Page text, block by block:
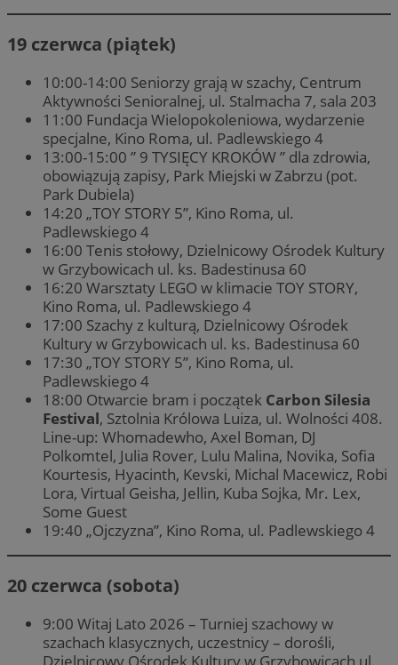
19 czerwca (piątek)
10:00-14:00 Seniorzy grają w szachy, Centrum
Aktywności Senioralnej, ul. Stalmacha 7, sala 203
11:00 Fundacja Wielopokoleniowa, wydarzenie
specjalne, Kino Roma, ul. Padlewskiego 4
13:00-15:00 ” 9 TYSIĘCY KROKÓW ” dla zdrowia,
obowiązują zapisy, Park Miejski w Zabrzu (pot.
Park Dubiela)
14:20 „TOY STORY 5”, Kino Roma, ul.
Padlewskiego 4
16:00 Tenis stołowy, Dzielnicowy Ośrodek Kultury
w Grzybowicach ul. ks. Badestinusa 60
16:20 Warsztaty LEGO w klimacie TOY STORY,
Kino Roma, ul. Padlewskiego 4
17:00 Szachy z kulturą, Dzielnicowy Ośrodek
Kultury w Grzybowicach ul. ks. Badestinusa 60
17:30 „TOY STORY 5”, Kino Roma, ul.
Padlewskiego 4
18:00 Otwarcie bram i początek Carbon Silesia
Festival, Sztolnia Królowa Luiza, ul. Wolności 408.
Line-up: Whomadewho, Axel Boman, DJ
Polkomtel, Julia Rover, Lulu Malina, Novika, Sofia
Kourtesis, Hyacinth, Kevski, Michal Macewicz, Robi
Lora, Virtual Geisha, Jellin, Kuba Sojka, Mr. Lex,
Some Guest
19:40 „Ojczyzna”, Kino Roma, ul. Padlewskiego 4
20 czerwca (sobota)
9:00 Witaj Lato 2026 – Turniej szachowy w
szachach klasycznych, uczestnicy – dorośli,